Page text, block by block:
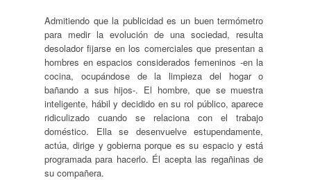
Admitiendo que la publicidad es un buen termómetro
para medir la evolución de una sociedad, resulta
desolador fijarse en los comerciales que presentan a
hombres en espacios considerados femeninos -en la
cocina, ocupándose de la limpieza del hogar o
bañando a sus hijos-. El hombre, que se muestra
inteligente, hábil y decidido en su rol público, aparece
ridiculizado cuando se relaciona con el trabajo
doméstico. Ella se desenvuelve estupendamente,
actúa, dirige y gobierna porque es su espacio y está
programada para hacerlo. Él acepta las regañinas de
su compañera.